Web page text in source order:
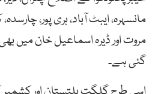
مانسہرہ، ایبٹ آباد، ہری پور،
مروت اور ڈیرہ اسماعیل خان میں
گئی ہے۔